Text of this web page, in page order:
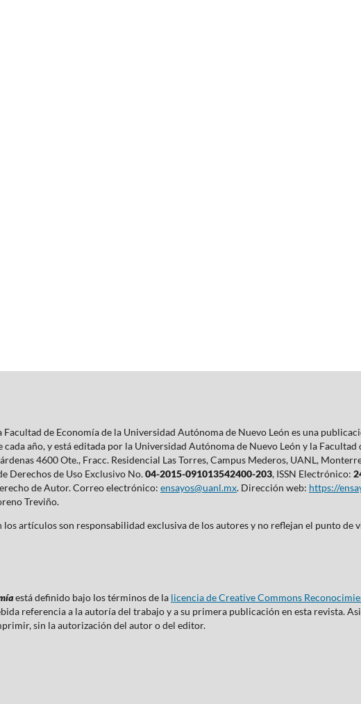
Facultad de Economía de la Universidad Autónoma de Nuevo León es una
año, y está editada por la Universidad Autónoma de Nuevo León y la
4600 Ote., Fracc. Residencial Las Torres, Campus Mederos, UANL,
Derechos de Uso Exclusivo No.04-2015-091013542400-203, ISSN Electrónico:
de Autor. Correo electrónico: ensayos@uanl.mx. Dirección web: https://
Treviño.
los artículos son responsabilidad exclusiva de los autores y no reflejan el punto
está definido bajo los términos de la licencia de Creative Commons
referencia a la autoría del trabajo y a su primera publicación en esta revista.
sin la autorización del autor o del editor.